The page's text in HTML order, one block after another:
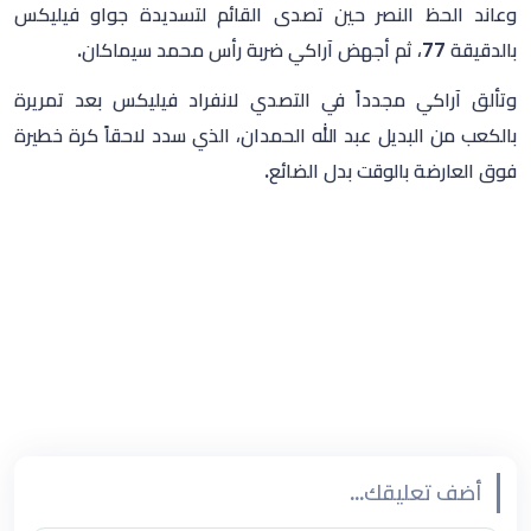
وعاند الحظ النصر حين تصدى القائم لتسديدة جواو فيليكس
بالدقيقة 77، ثم أجهض آراكي ضربة رأس محمد سيماكان.
وتألق آراكي مجدداً في التصدي لانفراد فيليكس بعد تمريرة
بالكعب من البديل عبد الله الحمدان، الذي سدد لاحقاً كرة خطيرة
فوق العارضة بالوقت بدل الضائع.
أضف تعليقك...